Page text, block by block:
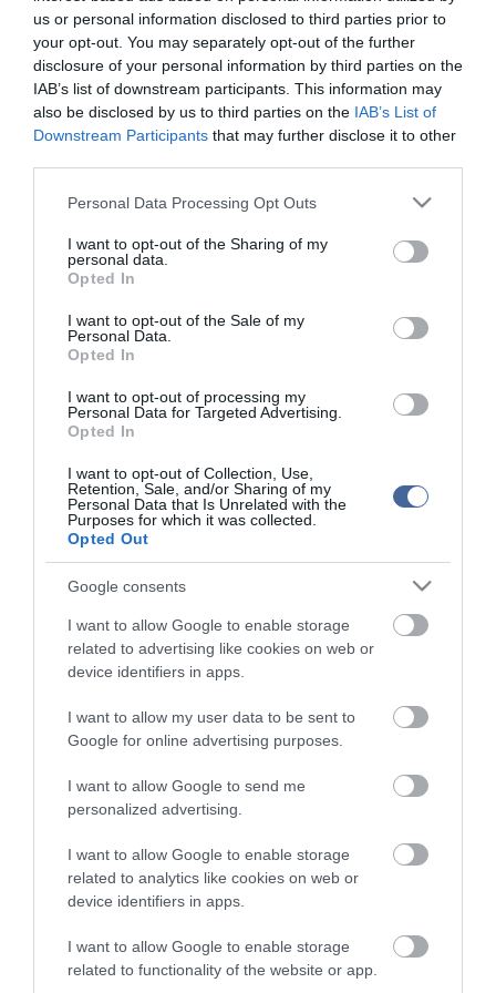
us or personal information disclosed to third parties prior to
your opt-out. You may separately opt-out of the further
disclosure of your personal information by third parties on the
IAB’s list of downstream participants. This information may
also be disclosed by us to third parties on the IAB’s List of
Downstream Participants that may further disclose it to other
Please note that this website/app uses one or more Google
not limited to your visit or usage behaviour. You may click to
grant or deny consent to Google and its third-party tags to
use your data for below specified purposes in below Google
consent section.
Personal Data Processing Opt Outs
I want to opt-out of the Sharing of my
personal data.
Opted In
I want to opt-out of the Sale of my
Personal Data.
Opted In
I want to opt-out of processing my
Personal Data for Targeted Advertising.
Opted In
I want to opt-out of Collection, Use,
Retention, Sale, and/or Sharing of my
Personal Data that Is Unrelated with the
Purposes for which it was collected.
Opted Out
Google consents
I want to allow Google to enable storage
related to advertising like cookies on web or
device identifiers in apps.
I want to allow my user data to be sent to
Google for online advertising purposes.
I want to allow Google to send me
personalized advertising.
I want to allow Google to enable storage
related to analytics like cookies on web or
device identifiers in apps.
I want to allow Google to enable storage
related to functionality of the website or app.
mondani: nekünk nem az a célunk, hogy az év végére minden
pénzt elköltsünk, hanem hogy az adott évben a legjobb terveket
kiválasszuk, és azok elkészültéhez hozzá tudjunk járulni" -
jelentette ki.
Vajna: az alkotók megnyugodhatnak - a magyar film
egészséges!
Módosították Andrew G. Vajna kinevezését
Andy Vajna: "sínre raktuk a filmszakmát"
Havas Ágnes a Magyar Nemzeti Filmalap vezetője - egyelőre
tükrözik. A szerkesztőség mindössze a hírek publikációjával foglalkozik, a
kommenteket nem tudja befolyásolni - azok az olvasók személyes véleményét
tartalmazzák.
Kérjük, kulturáltan, mások személyiségi jogainak és jó hírnevének tiszteletben
ma.hu legfrissebb hírei:
Saját életét is kockára tette a magyar erdész, hogy
Második világháborús MG-42 géppuskát emeltek ki a
Dunából - a rendőrség lefoglalta
A Miniszterelnökség felmondta a Lounge Eventtel kötött
keretszerződését
Megérkezett az eső a Duna vízgyűjtőjére
ingatlanmaffia ügyében
Vizes Eb - Megvan az első magyar arany, a nyíltvízi úszó